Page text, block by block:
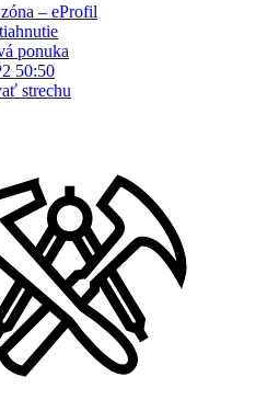
– eProfil
ponuka
50:50
strechu